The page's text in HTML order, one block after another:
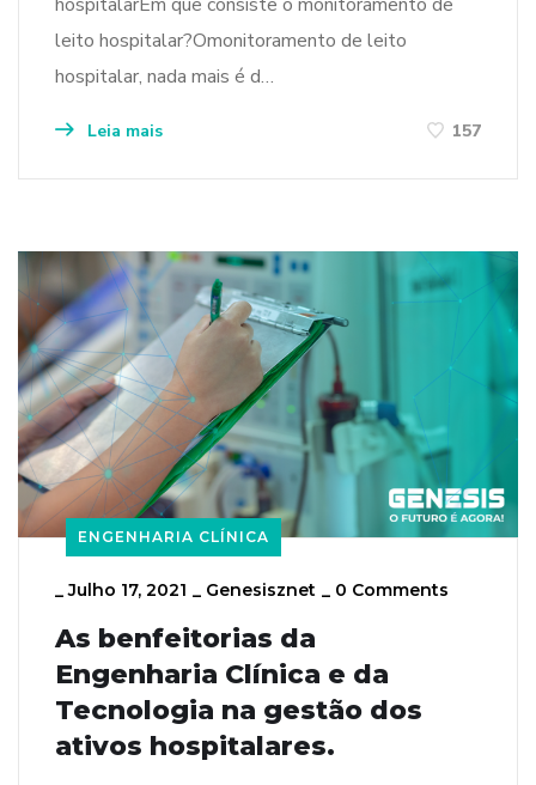
leito hospitalar?Omonitoramento de leito
hospitalar, nada mais é d…
Leia mais 157
ENGENHARIA CLÍNICA
_Julho 17, 2021 _ Genesisznet _ 0 Comments
As benfeitorias da
Engenharia Clínica e da
Tecnologia na gestão dos
ativos hospitalares.